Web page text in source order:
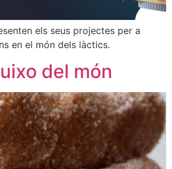
els seus projectes per a
en el món dels làctics.
del món